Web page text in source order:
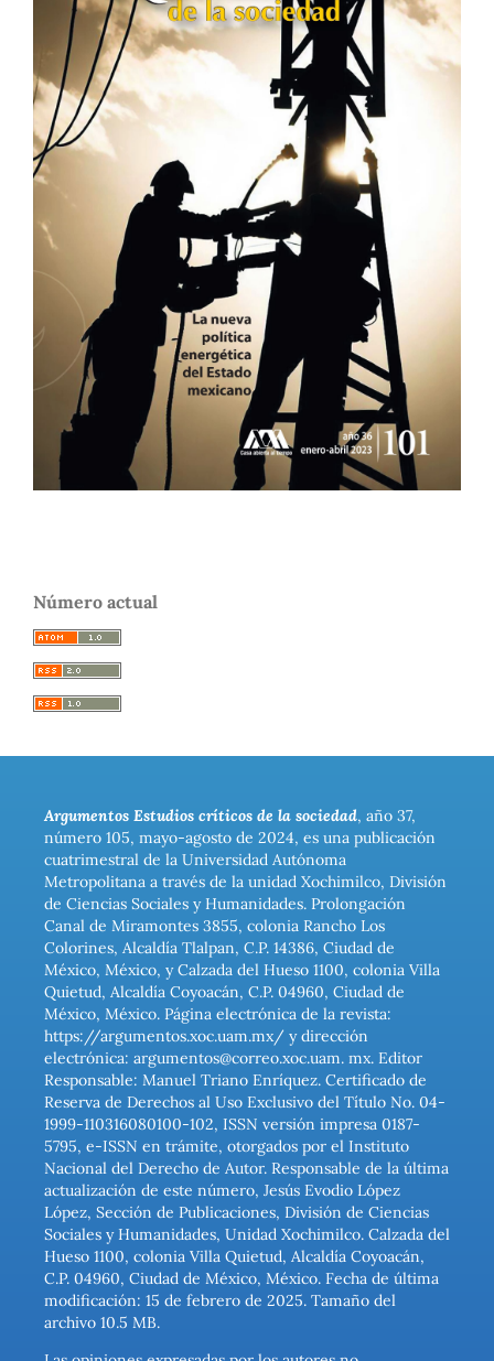
Número actual
Argumentos Estudios críticos de la sociedad, año 37,
número 105, mayo-agosto de 2024, es una publicación
cuatrimestral de la Universidad Autónoma
Metropolitana a través de la unidad Xochimilco, División
de Ciencias Sociales y Humanidades. Prolongación
Canal de Miramontes 3855, colonia Rancho Los
Colorines, Alcaldía Tlalpan, C.P. 14386, Ciudad de
México, México, y Calzada del Hueso 1100, colonia Villa
Quietud, Alcaldía Coyoacán, C.P. 04960, Ciudad de
México, México. Página electrónica de la revista:
https://argumentos.xoc.uam.mx/ y dirección
electrónica: argumentos@correo.xoc.uam. mx. Editor
Responsable: Manuel Triano Enríquez. Certificado de
Reserva de Derechos al Uso Exclusivo del Título No. 04-
1999-110316080100-102, ISSN versión impresa 0187-
5795, e-ISSN en trámite, otorgados por el Instituto
Nacional del Derecho de Autor. Responsable de la última
actualización de este número, Jesús Evodio López
López, Sección de Publicaciones, División de Ciencias
Sociales y Humanidades, Unidad Xochimilco. Calzada del
Hueso 1100, colonia Villa Quietud, Alcaldía Coyoacán,
C.P. 04960, Ciudad de México, México. Fecha de última
modificación: 15 de febrero de 2025. Tamaño del
archivo 10.5 MB.